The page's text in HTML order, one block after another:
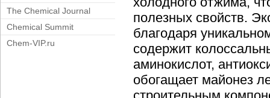
The Chemical Journal
Chemical Summit
Chem-VIP.ru
полезных свойств.
благодаря
содержит
аминокислот,
обогащает майонез
строительным